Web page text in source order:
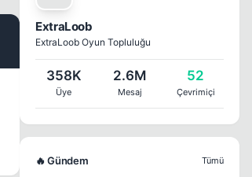
ExtraLoob
ExtraLoob Oyun Topluluğu
358K
Üye
2.6M
Mesaj
52
Çevrimiçi
🔥 Gündem Tümü